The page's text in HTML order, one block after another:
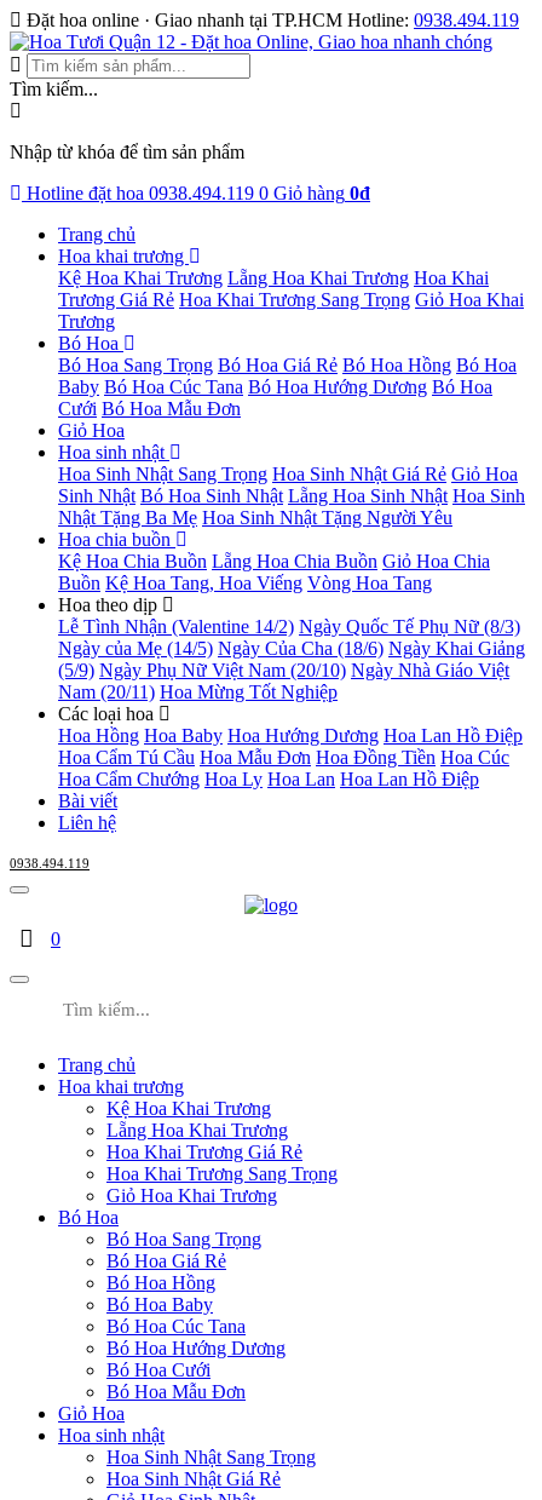
Đặt hoa online · Giao nhanh tại TP.HCM Hotline: 0938.494.119
Tìm kiếm...
Nhập từ khóa để tìm sản phẩm
Hotline đặt hoa 0938.494.119 0 Giỏ hàng 0đ
Trang chủ
Hoa khai trương
Kệ Hoa Khai Trương Lẵng Hoa Khai Trương Hoa Khai
Trương Giá Rẻ Hoa Khai Trương Sang Trọng Giỏ Hoa Khai
Trương
Bó Hoa
Bó Hoa Sang Trọng Bó Hoa Giá Rẻ Bó Hoa Hồng Bó Hoa
Baby Bó Hoa Cúc Tana Bó Hoa Hướng Dương Bó Hoa
Cưới Bó Hoa Mẫu Đơn
Giỏ Hoa
Hoa sinh nhật
Hoa Sinh Nhật Sang Trọng Hoa Sinh Nhật Giá Rẻ Giỏ Hoa
Sinh Nhật Bó Hoa Sinh Nhật Lẵng Hoa Sinh Nhật Hoa Sinh
Nhật Tặng Ba Mẹ Hoa Sinh Nhật Tặng Người Yêu
Hoa chia buồn
Kệ Hoa Chia Buồn Lẵng Hoa Chia Buồn Giỏ Hoa Chia
Buồn Kệ Hoa Tang, Hoa Viếng Vòng Hoa Tang
Hoa theo dịp
Lễ Tình Nhận (Valentine 14/2) Ngày Quốc Tế Phụ Nữ (8/3)
Ngày của Mẹ (14/5) Ngày Của Cha (18/6) Ngày Khai Giảng
(5/9) Ngày Phụ Nữ Việt Nam (20/10) Ngày Nhà Giáo Việt
Nam (20/11) Hoa Mừng Tốt Nghiệp
Các loại hoa
Hoa Hồng Hoa Baby Hoa Hướng Dương Hoa Lan Hồ Điệp
Hoa Cẩm Tú Cầu Hoa Mẫu Đơn Hoa Đồng Tiền Hoa Cúc
Hoa Cẩm Chướng Hoa Ly Hoa Lan Hoa Lan Hồ Điệp
Bài viết
Liên hệ
0938.494.119
0
Trang chủ
Hoa khai trương
Kệ Hoa Khai Trương
Lẵng Hoa Khai Trương
Hoa Khai Trương Giá Rẻ
Hoa Khai Trương Sang Trọng
Giỏ Hoa Khai Trương
Bó Hoa
Bó Hoa Sang Trọng
Bó Hoa Giá Rẻ
Bó Hoa Hồng
Bó Hoa Baby
Bó Hoa Cúc Tana
Bó Hoa Hướng Dương
Bó Hoa Cưới
Bó Hoa Mẫu Đơn
Giỏ Hoa
Hoa sinh nhật
Hoa Sinh Nhật Sang Trọng
Hoa Sinh Nhật Giá Rẻ